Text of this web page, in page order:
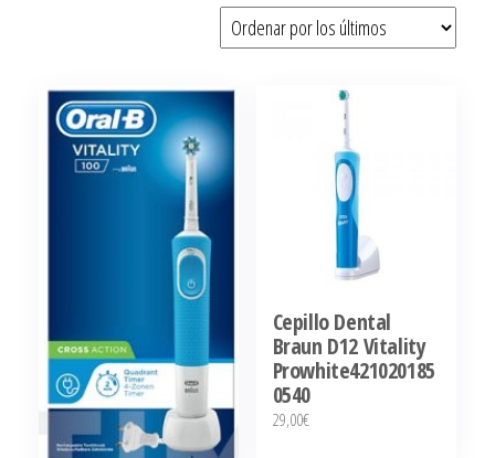
los
Cepillo Dental
Braun D12 Vitality
Prowhite421020185
0540
29,00€